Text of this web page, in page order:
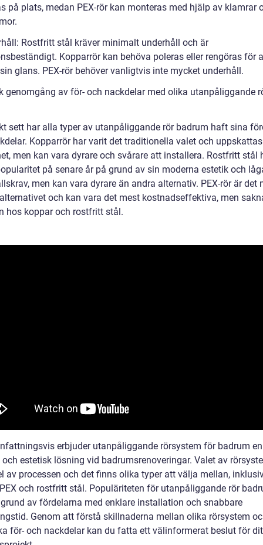
på plats, medan PEX-rör kan monteras med hjälp av klamrar
Rostfritt stål kräver minimalt underhåll och är
Kopparrör kan behöva poleras eller rengöras för
glans. PEX-rör behöver vanligtvis inte mycket underhåll.
genomgång av för- och nackdelar med olika utanpåliggande
sett har alla typer av utanpåliggande rör badrum haft sina
Kopparrör har varit det traditionella valet och
men kan vara dyrare och svårare att installera. Rostfritt stål
på senare år på grund av sin moderna estetik och
men kan vara dyrare än andra alternativ. PEX-rör är det
och kan vara det mest kostnadseffektiva, men
hos koppar och rostfritt stål.
erbjuder utanpåliggande rörsystem för badrum en
estetisk lösning vid badrumsrenoveringar. Valet av
av processen och det finns olika typer att välja mellan,
och rostfritt stål. Populäriteten för utanpåliggande rör
av fördelarna med enklare installation och snabbare
Genom att förstå skillnaderna mellan olika rörsystem
för- och nackdelar kan du fatta ett välinformerat beslut för